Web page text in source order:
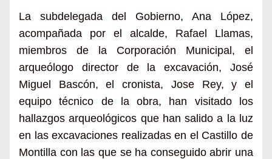
La subdelegada del Gobierno, Ana López,
acompañada por el alcalde, Rafael Llamas,
miembros de la Corporación Municipal, el
arqueólogo director de la excavación, José
Miguel Bascón, el cronista, Jose Rey, y el
equipo técnico de la obra, han visitado los
hallazgos arqueológicos que han salido a la luz
en las excavaciones realizadas en el Castillo de
Montilla con las que se ha conseguido abrir una